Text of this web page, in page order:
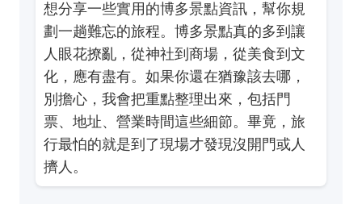
想分享一些實用的博多景點資訊，幫你規
劃一趟難忘的旅程。博多景點真的多到讓
人眼花撩亂，從神社到商場，從美食到文
化，應有盡有。如果你還在猶豫該去哪，
別擔心，我會把重點整理出來，包括門
票、地址、營業時間這些細節。畢竟，旅
行最怕的就是到了現場才發現沒開門或人
擠人。